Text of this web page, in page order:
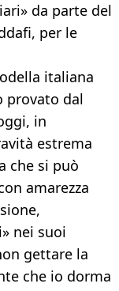
da parte del
per le
italiana
provato dal
in
estrema
che si può
amarezza
nei suoi
gettare la
che io dorma